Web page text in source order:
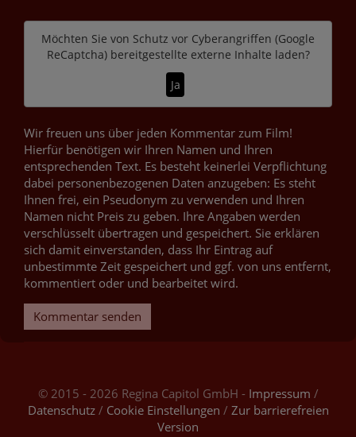
Möchten Sie von Schutz vor Cyberangriffen (Google
ReCaptcha)bereitgestellte externe Inhalte laden?
Ja
Wir freuen uns über jeden Kommentar zum Film!
Hierfür benötigen wir Ihren Namen und Ihren
entsprechenden Text. Es besteht keinerlei Verpflichtung
dabei personenbezogenen Daten anzugeben: Es steht
Ihnen frei, ein Pseudonym zu verwenden und Ihren
Namen nicht Preis zu geben. Ihre Angaben werden
verschlüsselt übertragen und gespeichert. Sie erklären
sich damit einverstanden, dass Ihr Eintrag auf
unbestimmte Zeit gespeichert und ggf. von uns entfernt,
kommentiert oder und bearbeitet wird.
Kommentar senden
© 2015 - 2026 Regina Capitol GmbH - Impressum /
Datenschutz/ Cookie Einstellungen / Zur barrierefreien
Version